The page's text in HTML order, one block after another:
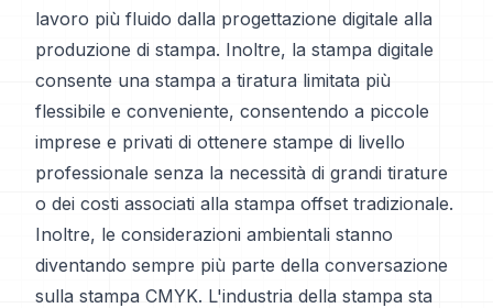
lavoro più fluido dalla progettazione digitale alla
produzione di stampa. Inoltre, la stampa digitale
consente una stampa a tiratura limitata più
flessibile e conveniente, consentendo a piccole
imprese e privati di ottenere stampe di livello
professionale senza la necessità di grandi tirature
o dei costi associati alla stampa offset tradizionale.
Inoltre, le considerazioni ambientali stanno
diventando sempre più parte della conversazione
sulla stampa CMYK. L'industria della stampa sta